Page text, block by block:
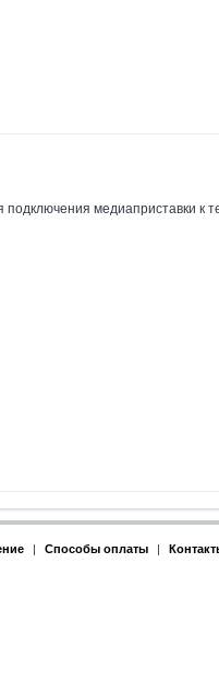
медиаприставки к
| Способы оплаты |